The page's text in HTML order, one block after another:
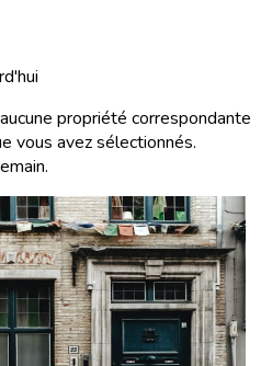
propriété correspondante
vous avez sélectionnés.